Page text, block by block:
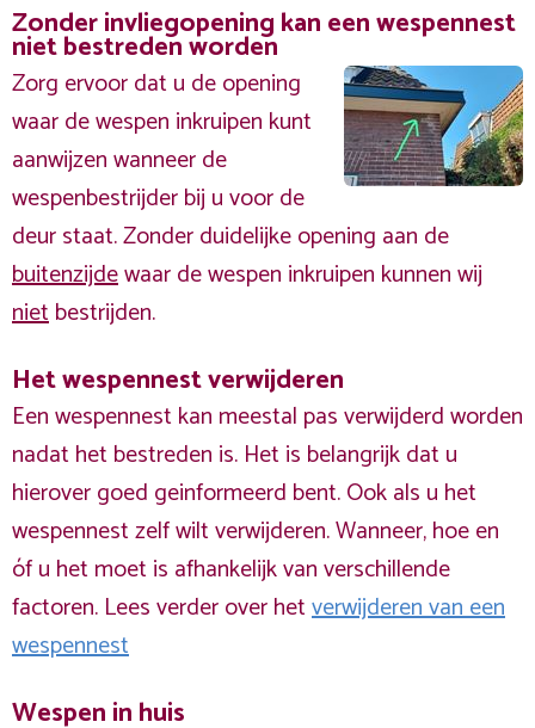
Zonder invliegopening kan een wespennest
niet bestreden worden
Zorg ervoor dat u de opening
waar de wespen inkruipen kunt
aanwijzen wanneer de
wespenbestrijder bij u voor de
deur staat. Zonder duidelijke opening aan de
buitenzijdewaar de wespen inkruipen kunnen wij
nietbestrijden.
Het wespennest verwijderen
Een wespennest kan meestal pas verwijderd worden
nadat het bestreden is. Het is belangrijk dat u
hierover goed geinformeerd bent. Ook als u het
wespennest zelf wilt verwijderen. Wanneer, hoe en
óf u het moet is afhankelijk van verschillende
factoren. Lees verder over hetverwijderen van een
wespennest
Wespen in huis